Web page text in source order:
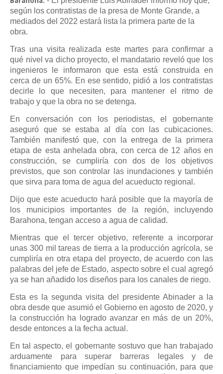
según los contratistas de la presa de Monte Grande, a
mediados del 2022 estará lista la primera parte de la
obra.
Tras una visita realizada este martes para confirmar a
qué nivel va dicho proyecto, el mandatario reveló que los
ingenieros le informaron que esta está construida en
cerca de un 65%. En ese sentido, pidió a los contratistas
decirle lo que necesiten, para mantener el ritmo de
trabajo y que la obra no se detenga.
En conversación con los periodistas, el gobernante
aseguró que se estaba al día con las cubicaciones.
También manifestó que, con la entrega de la primera
etapa de esta anhelada obra, con cerca de 12 años en
construcción, se cumpliría con dos de los objetivos
previstos, que son controlar las inundaciones y también
que sirva para toma de agua del acueducto regional.
Dijo que este acueducto hará posible que la mayoría de
los municipios importantes de la región, incluyendo
Barahona, tengan acceso a agua de calidad.
Mientras que el tercer objetivo, referente a incorporar
unas 300 mil tareas de tierra a la producción agrícola, se
cumpliría en otra etapa del proyecto, de acuerdo con las
palabras del jefe de Estado, aspecto sobre el cual agregó
ya se han añadido los diseños para los canales de riego.
Esta es la segunda visita del presidente Abinader a la
obra desde que asumió el Gobierno en agosto de 2020, y
la construcción ha logrado avanzar en más de un 20%,
desde entonces a la fecha actual.
En tal aspecto, el gobernante sostuvo que han trabajado
arduamente para superar barreras legales y de
financiamiento que impedían su continuación, para que